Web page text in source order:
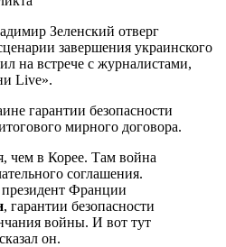
Зеленский отверг
завершения украинского
на встрече с журналистами,
Live».
гарантии безопасности
мирного договора.
чем в Корее. Там война
соглашения.
Франции
, гарантии безопасности
войны. И вот тут
он.